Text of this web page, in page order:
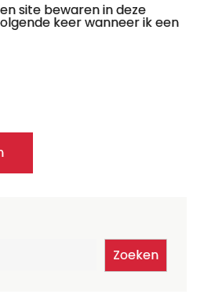
site bewaren in deze
keer wanneer ik een
Zoeken